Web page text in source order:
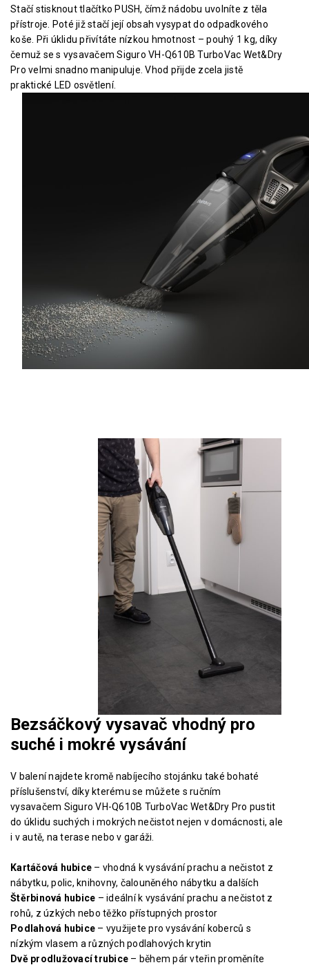
Stačí stisknout tlačítko PUSH, čímž nádobu uvolníte z těla
přístroje. Poté již stačí její obsah vysypat do odpadkového
koše.
Při úklidu přivítáte nízkou hmotnost – pouhý 1 kg, díky
čemuž se s vysavačem Siguro VH-Q610B TurboVac Wet&Dry
Pro velmi snadno manipuluje. Vhod přijde zcela jistě
praktické LED osvětlení.
Bezsáčkový vysavač vhodný pro
suché i mokré vysávání
V balení najdete kromě nabíjecího stojánku také bohaté
příslušenství, díky kterému se můžete s ručním
vysavačem Siguro VH-Q610B TurboVac Wet&Dry Pro pustit
do úklidu suchých i mokrých nečistot nejen v domácnosti, ale
i v autě, na terase nebo v garáži.
Kartáčová hubice – vhodná k vysávání prachu a nečistot z
nábytku, polic, knihovny, čalouněného nábytku a dalších
Štěrbinová hubice – ideální k vysávání prachu a nečistot z
rohů, z úzkých nebo těžko přístupných prostor
Podlahová hubice – využijete pro vysávání koberců s
nízkým vlasem a různých podlahových krytin
Dvě prodlužovací trubice – během pár vteřin proměníte